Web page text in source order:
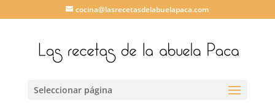
cocina@lasrecetasdelabuelapaca.com
Seleccionar página